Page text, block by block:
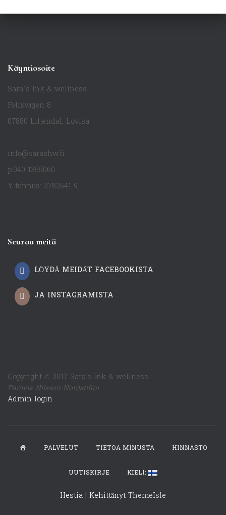
Käyntiosoite
Sara´s Ink & wellness
Felixvägen 8
07880 Liljendal, Lovisa
info@sarashw.fi
p.040 1355060
Y-tunnus: 2782641-9
Seuraa meitä
LÖYDÄ MEIDÄT FACEBOOKISTA
JA INSTAGRAMISTA
Copyright © 2017 Sara`s Ink & wellness.
Pamela Nilsson-Nordström.
Admin login
E
PALVELUT TIETOA MINUSTA HINNASTO
UUTISKIRJE KIELI:
Hestia | Kehittänyt ThemeIsle